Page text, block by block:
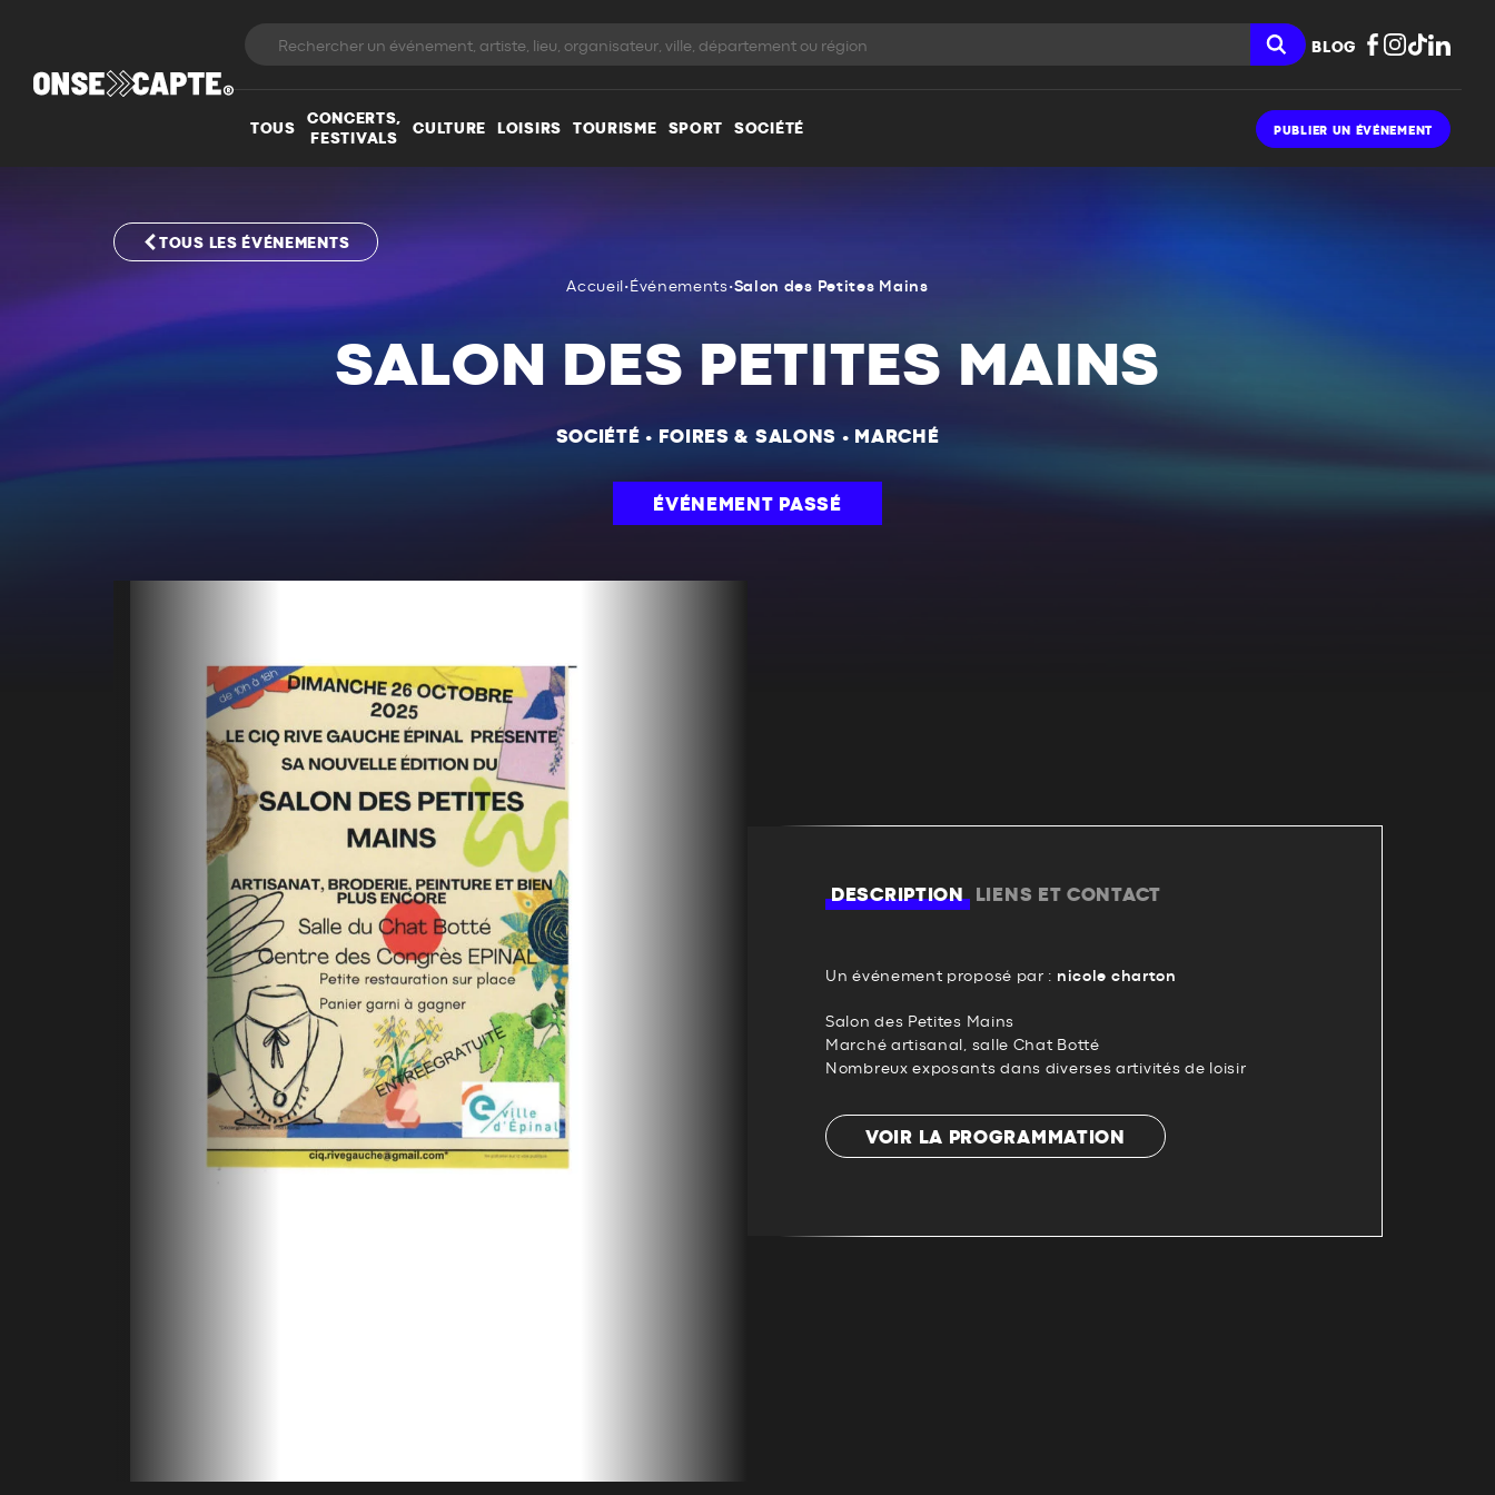
BLOG
TOUS
CONCERTS,
FESTIVALS
CULTURE LOISIRS TOURISME SPORT SOCIÉTÉ PUBLIER UN ÉVÉNEMENT
TOUS LES ÉVÉNEMENTS
Accueil • Événements•Salon des Petites Mains
SALON DES PETITES MAINS
SOCIÉTÉ • FOIRES & SALONS • MARCHÉ
ÉVÉNEMENT PASSÉ
DESCRIPTION LIENS ET CONTACT
Un événement proposé par : nicole charton
Salon des Petites Mains
Marché artisanal, salle Chat Botté
Nombreux exposants dans diverses artivités de loisir
VOIR LA PROGRAMMATION